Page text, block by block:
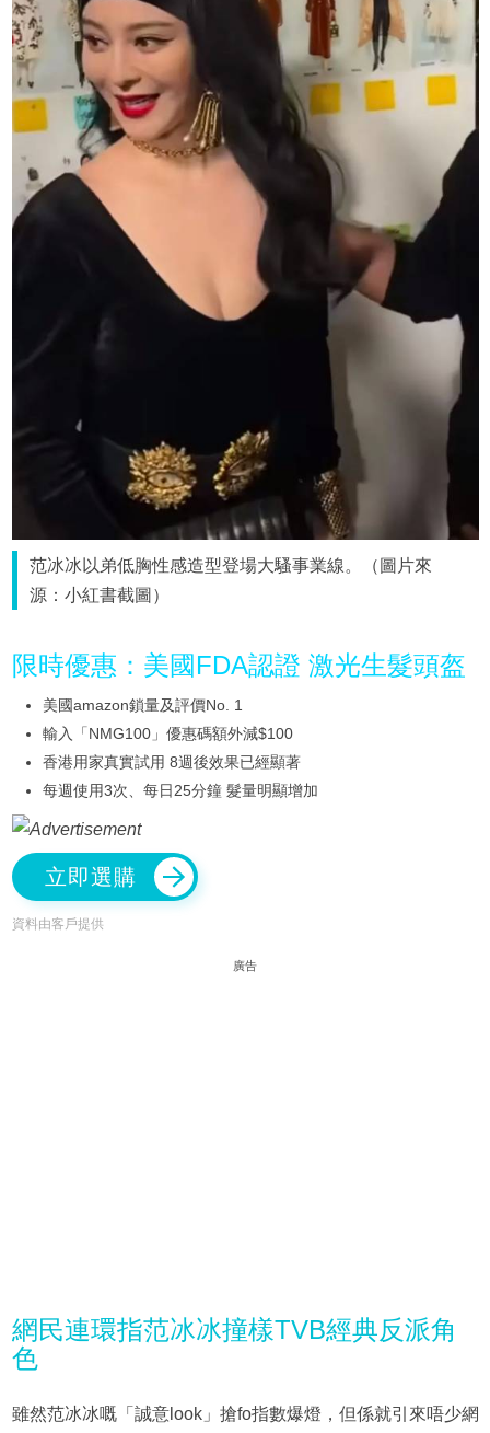
范冰冰以弟低胸性感造型登場大騷事業線。（圖片來
源：小紅書截圖）
限時優惠：美國FDA認證 激光生髮頭盔
美國amazon鎖量及評價No. 1
輸入「NMG100」優惠碼額外減$100
香港用家真實試用 8週後效果已經顯著
每週使用3次、每日25分鐘 髮量明顯增加
立即選購
資料由客戶提供
廣告
網民連環指范冰冰撞樣TVB經典反派角
色
雖然范冰冰嘅「誠意look」搶fo指數爆燈，但係就引來唔少網